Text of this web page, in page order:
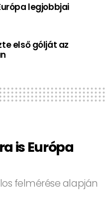
legjobbjai
első gólját az
is Európa
felmérése alapján